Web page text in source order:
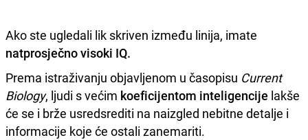
Ako ste ugledali lik skriven između linija, imate
natprosječno visoki IQ.
Prema istraživanju objavljenom u časopisu Current
Biology, ljudi s većim koeficijentom inteligencije lakše
će se i brže usredsrediti na naizgled nebitne detalje i
informacije koje će ostali zanemariti.